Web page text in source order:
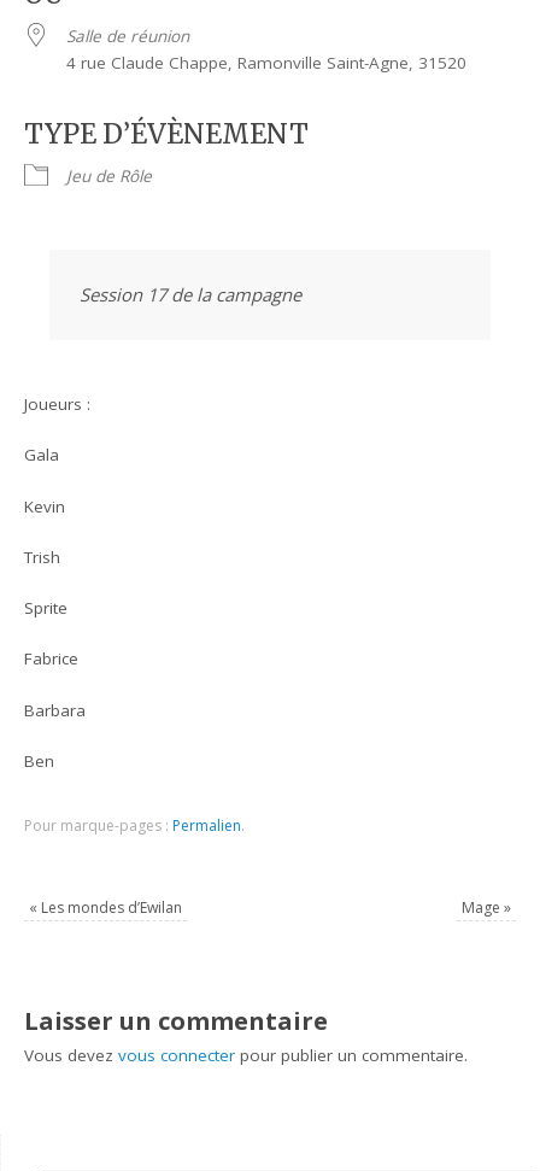
Salle de réunion
4 rue Claude Chappe, Ramonville Saint-Agne, 31520
TYPE D’ÉVÈNEMENT
Jeu de Rôle
Session 17 de la campagne
Joueurs :
Gala
Kevin
Trish
Sprite
Fabrice
Barbara
Ben
Pour marque-pages : Permalien.
« Les mondes d’Ewilan Mage »
Laisser un commentaire
Vous devezvous connecter pour publier un commentaire.